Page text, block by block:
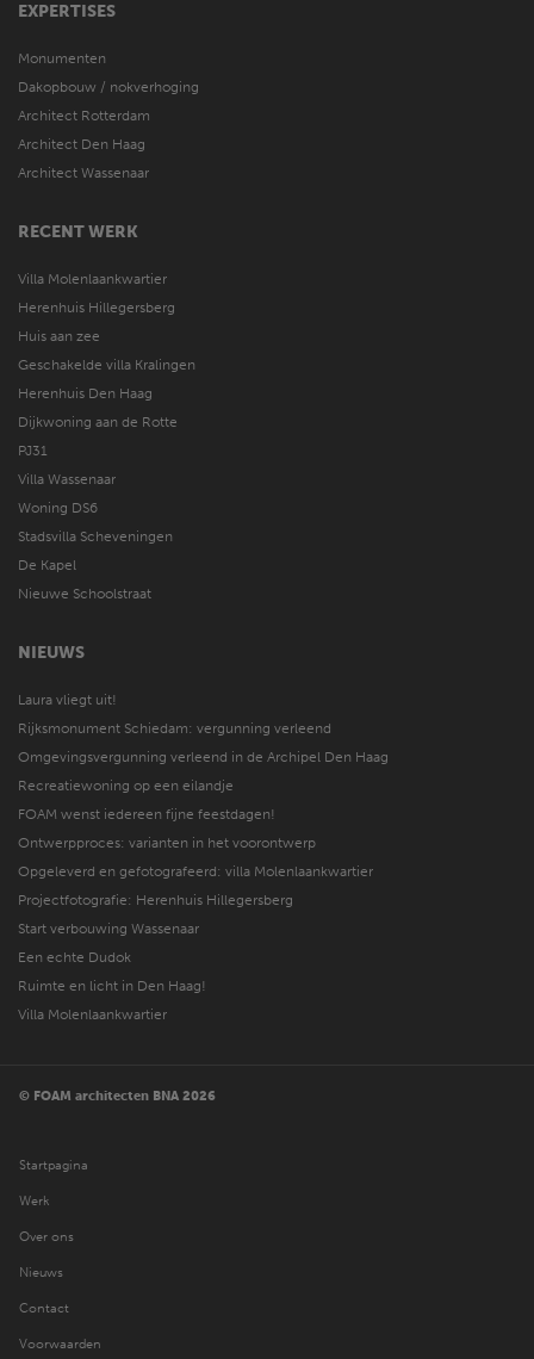
EXPERTISES
Monumenten
Dakopbouw / nokverhoging
Architect Rotterdam
Architect Den Haag
Architect Wassenaar
RECENT WERK
Villa Molenlaankwartier
Herenhuis Hillegersberg
Huis aan zee
Geschakelde villa Kralingen
Herenhuis Den Haag
Dijkwoning aan de Rotte
PJ31
Villa Wassenaar
Woning DS6
Stadsvilla Scheveningen
De Kapel
Nieuwe Schoolstraat
NIEUWS
Laura vliegt uit!
Rijksmonument Schiedam: vergunning verleend
Omgevingsvergunning verleend in de Archipel Den Haag
Recreatiewoning op een eilandje
FOAM wenst iedereen fijne feestdagen!
Ontwerpproces: varianten in het voorontwerp
Opgeleverd en gefotografeerd: villa Molenlaankwartier
Projectfotografie: Herenhuis Hillegersberg
Start verbouwing Wassenaar
Een echte Dudok
Ruimte en licht in Den Haag!
Villa Molenlaankwartier
© FOAM architecten BNA 2026
Startpagina
Werk
Over ons
Nieuws
Contact
Voorwaarden